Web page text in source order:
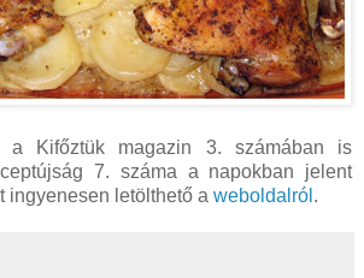
a Kifőztük magazin 3. számában is
7. száma a napokban jelent
ingyenesen letölthető a weboldalról .